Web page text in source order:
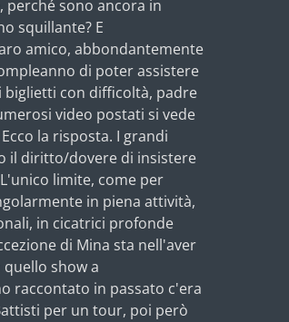
perché sono ancora in
squillante? E
amico, abbondantemente
di poter assistere
biglietti con difficoltà, padre
video postati si vede
la risposta. I grandi
il diritto/dovere di insistere
limite, come per
in piena attività,
in cicatrici profonde
di Mina sta nell'aver
show a
raccontato in passato c'era
per un tour, poi però